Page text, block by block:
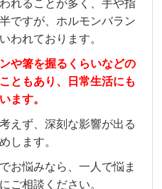
れることが多く、手や指
ですが、ホルモンバラン
われております。
や箸を握るくらいなどの
ともあり、日常生活にも
ます。
えず、深刻な影響が出る
します。
お悩みなら、一人で悩ま
ご相談ください。